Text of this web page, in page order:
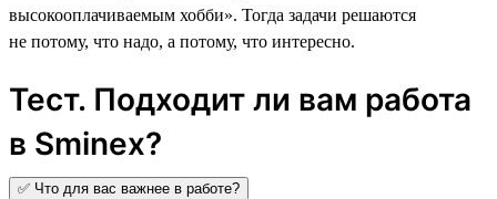
высокооплачиваемым хобби». Тогда задачи решаются
не потому, что надо, а потому, что интересно.
Тест. Подходит ли вам работа
в Sminex?
✅ Что для вас важнее в работе?